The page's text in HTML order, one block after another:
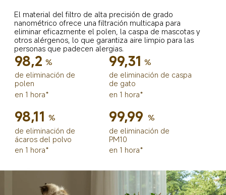
El material del filtro de alta precisión de grado
nanométrico ofrece una filtración multicapa para
eliminar eficazmente el polen, la caspa de mascotas y
otros alérgenos, lo que garantiza aire limpio para las
personas que padecen alergias.
98,2 %
de eliminación de
polen
en 1 hora*
99,31 %
de eliminación de caspa
de gato
en 1 hora*
98,11 %
de eliminación de
ácaros del polvo
en 1 hora*
99,99 %
de eliminación de
PM10
en 1 hora*